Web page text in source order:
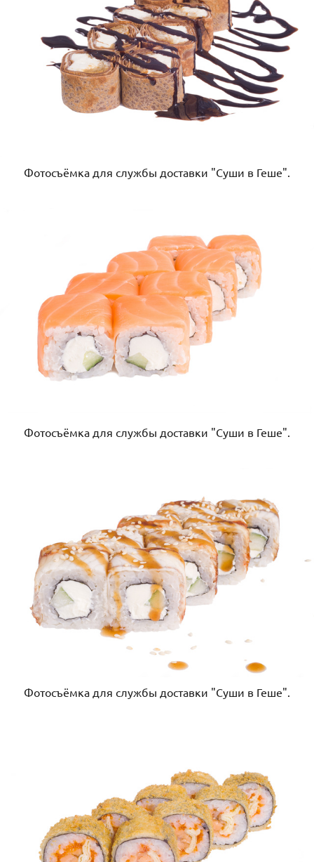
Фотосъёмка для службы доставки "Суши в Геше".
Фотосъёмка для службы доставки "Суши в Геше".
Фотосъёмка для службы доставки "Суши в Геше".